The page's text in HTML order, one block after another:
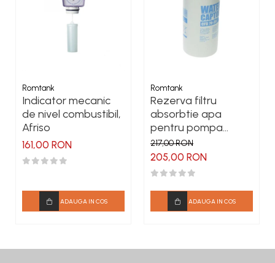
Romtank
Indicator mecanic
de nivel combustibil,
Afriso
161,00 RON
ADAUGA IN COS
Romtank
Rezerva filtru
absorbtie apa
pentru pompa
motorina CFD 70-30
217,00 RON
205,00 RON
ADAUGA IN COS